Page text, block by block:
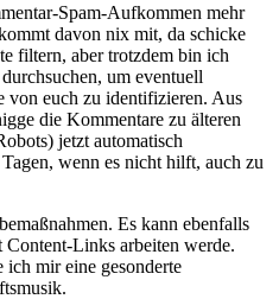
Spam-Aufkommen mehr
davon nix mit, da schicke
filtern, aber trotzdem bin ich
um eventuell
von euch zu identifizieren. Aus
die Kommentare zu älteren
jetzt automatisch
wenn es nicht hilft, auch zu
Es kann ebenfalls
Links arbeiten werde.
ich mir eine gesonderte